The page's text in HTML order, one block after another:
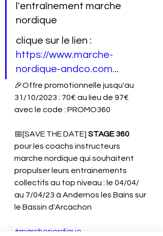
l'entraînement marche
nordique
clique sur le lien :
https://www.marche-
nordique-andco.com...
🎉Offre promotionnelle jusqu'au
31/10/2023 : 70€ au lieu de 97€
avec le code : PROMO360
📅[SAVE THE DATE] STAGE 360
pour les coachs instructeurs
marche nordique qui souhaitent
propulser leurs entrainements
collectifs au top niveau : le 04/04/
au 7/04/23 à Andernos les Bains sur
le Bassin d'Arcachon
#marchenordique